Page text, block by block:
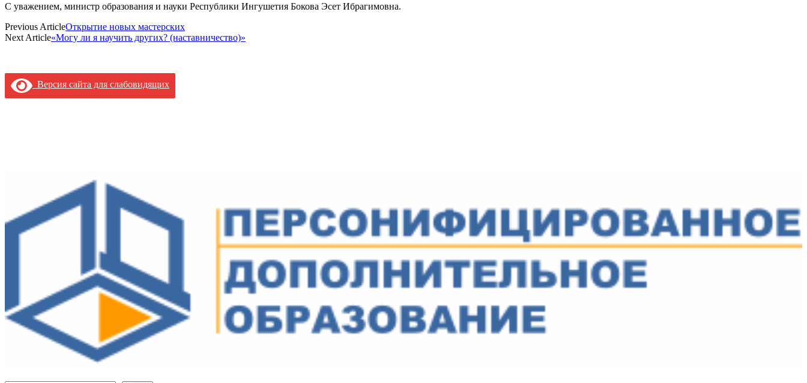
С уважением, министр образования и науки Республики Ингушетия Бокова Эсет Ибрагимовна.
Previous ArticleОткрытие новых мастерских
Next Article«Могу ли я научить других? (наставничество)»
Версия сайта для слабовидящих